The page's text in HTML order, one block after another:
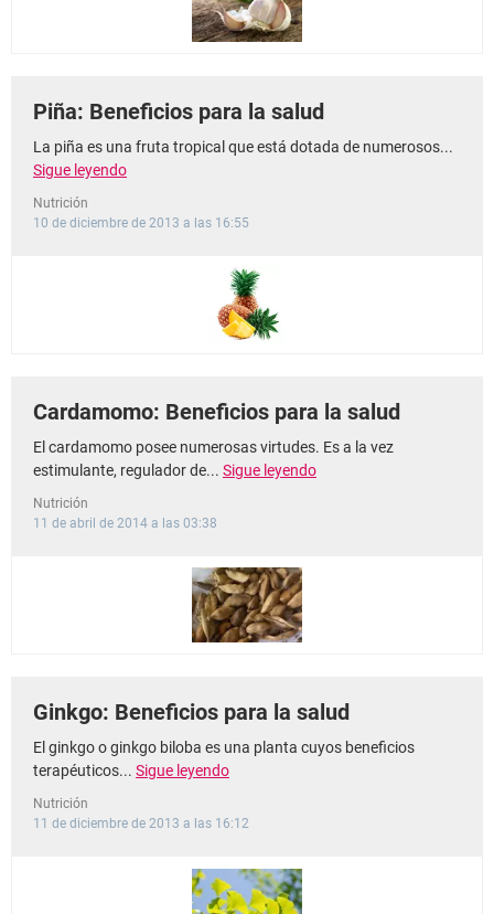
Piña: Beneficios para la salud
La piña es una fruta tropical que está dotada de numerosos...
Sigue leyendo
Nutrición
10 de diciembre de 2013 a las 16:55
Cardamomo: Beneficios para la salud
El cardamomo posee numerosas virtudes. Es a la vez
estimulante, regulador de... Sigue leyendo
Nutrición
11 de abril de 2014 a las 03:38
Ginkgo: Beneficios para la salud
El ginkgo o ginkgo biloba es una planta cuyos beneficios
terapéuticos... Sigue leyendo
Nutrición
11 de diciembre de 2013 a las 16:12